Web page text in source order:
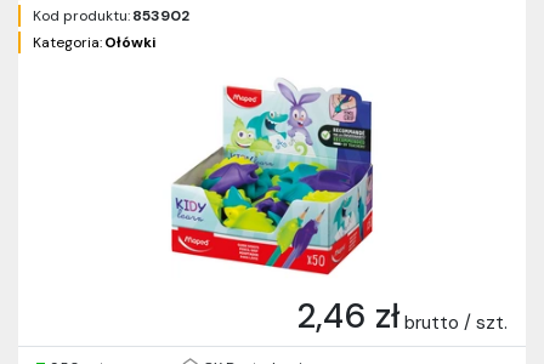
Kod produktu:853902
Kategoria:Ołówki
2,46 zł brutto / szt.